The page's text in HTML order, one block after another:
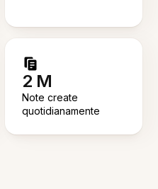
2 M
Note create
quotidianamente